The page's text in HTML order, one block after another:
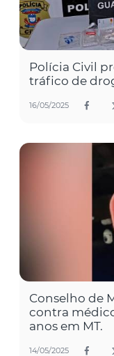
Polícia Civil
tráfico de
16/05/2025
Conselho de
contra
anos em MT.
14/05/2025